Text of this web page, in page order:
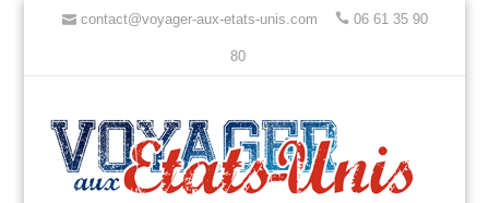
contact@voyager-aux-etats-unis.com 06 61 35 90
80